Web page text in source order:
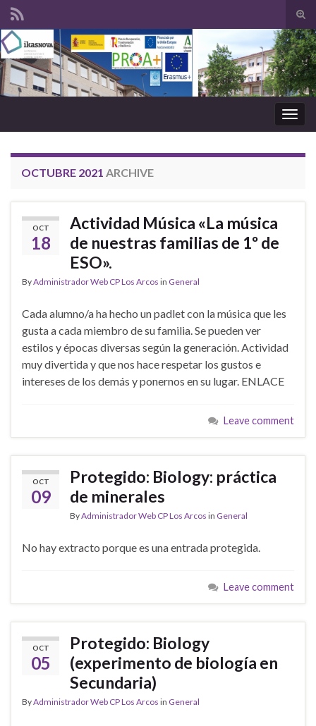
Search for:
OCTUBRE 2021 ARCHIVE
OCT
18
Actividad Música «La música
de nuestras familias de 1º de
ESO».
ByAdministrador Web CP Los Arcos in General
Cada alumno/a ha hecho un padlet con la música que les
gusta a cada miembro de su familia. Se pueden ver
estilos y épocas diversas según la generación. Actividad
muy divertida y que nos hace respetar los gustos e
intereses de los demás y ponernos en su lugar. ENLACE
Leave comment
OCT
09
Protegido: Biology: práctica
de minerales
ByAdministrador Web CP Los Arcos in General
No hay extracto porque es una entrada protegida.
Leave comment
OCT
05
Protegido: Biology
(experimento de biología en
Secundaria)
ByAdministrador Web CP Los Arcos in General